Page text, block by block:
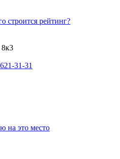
строится рейтинг?
31-31
на это место